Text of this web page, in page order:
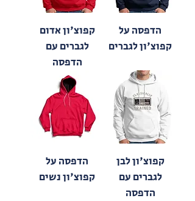
הדפסה על
קפוצ'ון לגברים
קפוצ'ון אדום
לגברים עם
הדפסה
קפוצ'ון לבן
לגברים עם
הדפסה
הדפסה על
קפוצ'ון נשים